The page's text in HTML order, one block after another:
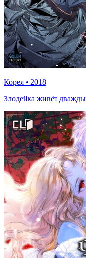
Корея • 2018
Злодейка живёт дважды